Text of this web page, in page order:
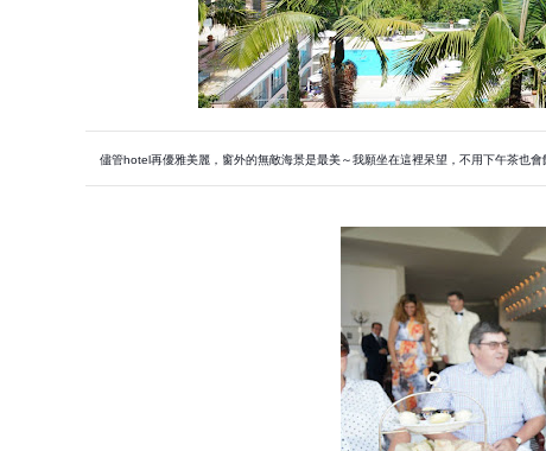
儘管hotel再優雅美麗，窗外的無敵海景是最美～我願坐在這裡呆望，不用下午茶也會